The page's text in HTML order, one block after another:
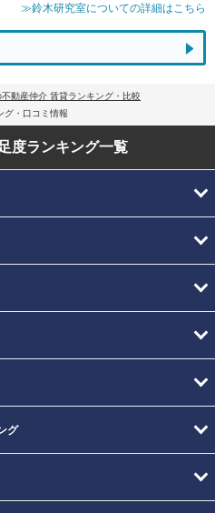
≫鈴木研究室についての詳細はこちら
不動産仲介 賃貸ランキング・比較
グ・口コミ情報
度ランキング一覧
グ